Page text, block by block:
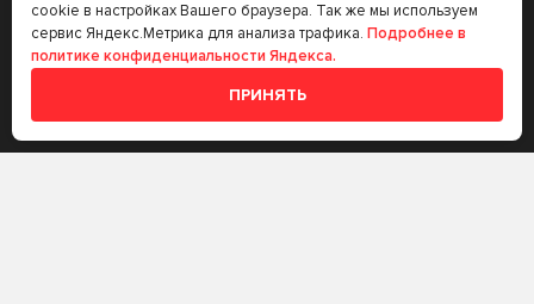
Трансмиссионные
масла
cookie в настройках Вашего браузера. Так же мы используем
сервис Яндекс.Метрика для анализа трафика. Подробнее в
политике конфиденциальности Яндекса.
ПРИНЯТЬ